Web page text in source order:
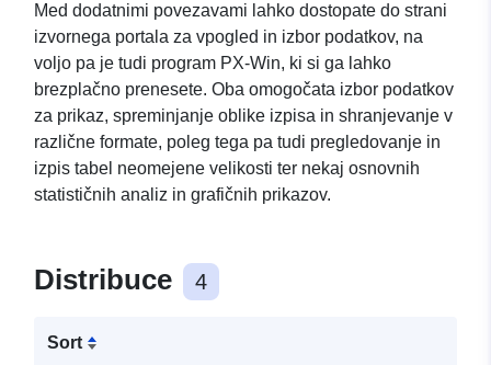
Med dodatnimi povezavami lahko dostopate do strani
izvornega portala za vpogled in izbor podatkov, na
voljo pa je tudi program PX-Win, ki si ga lahko
brezplačno prenesete. Oba omogočata izbor podatkov
za prikaz, spreminjanje oblike izpisa in shranjevanje v
različne formate, poleg tega pa tudi pregledovanje in
izpis tabel neomejene velikosti ter nekaj osnovnih
statističnih analiz in grafičnih prikazov.
Distribuce 4
Sort